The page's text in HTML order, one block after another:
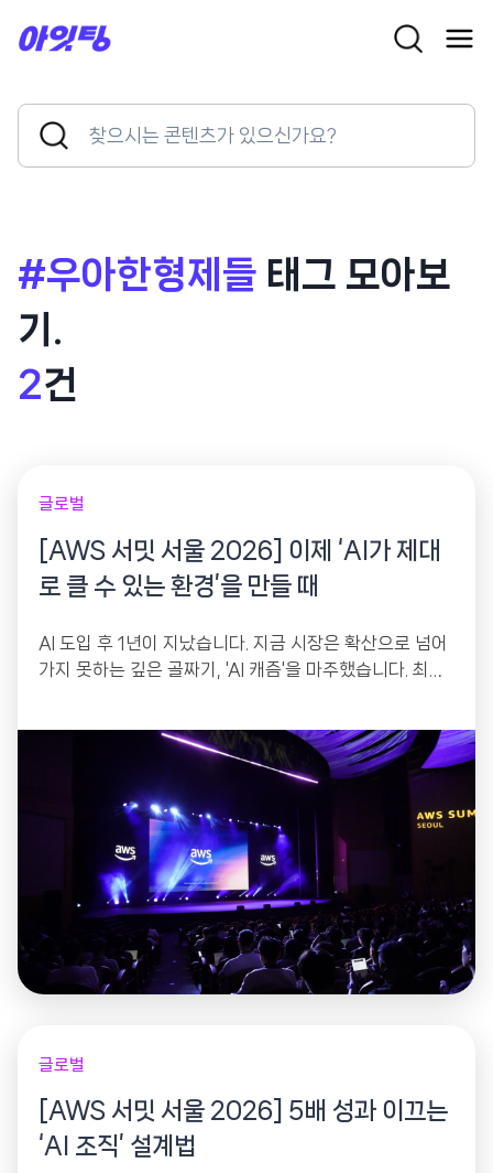
Search
Search
Button
#우아한형제들 태그 모아보
기.
2건
글로벌
[AWS 서밋 서울 2026] 이제 ‘AI가 제대
로 클 수 있는 환경’을 만들 때
AI 도입 후 1년이 지났습니다. 지금 시장은 확산으로 넘어
가지 못하는 깊은 골짜기, 'AI 캐즘'을 마주했습니다. 최신
글로벌
[AWS 서밋 서울 2026] 5배 성과 이끄는
‘AI 조직’ 설계법